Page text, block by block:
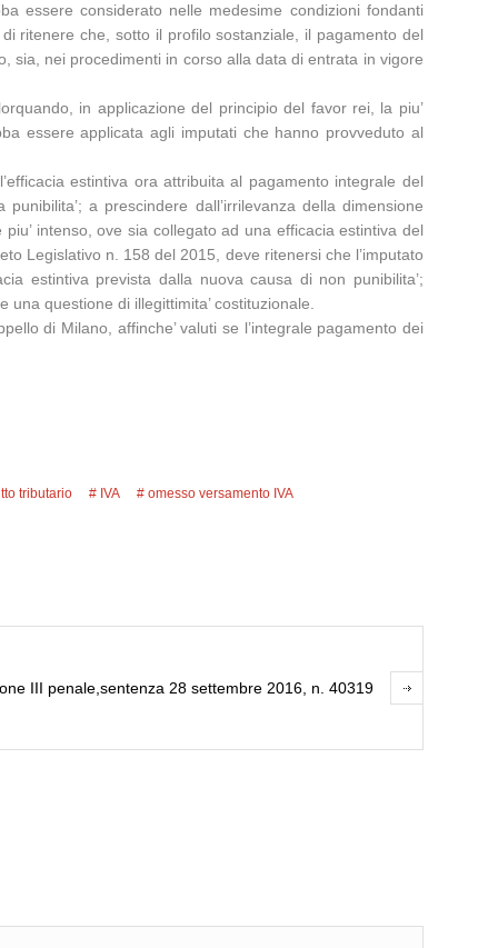
essere considerato nelle medesime condizioni fondanti
ritenere che, sotto il profilo sostanziale, il pagamento del
sia, nei procedimenti in corso alla data di entrata in vigore
in applicazione del principio del favor rei, la piu’
essere applicata agli imputati che hanno provveduto al
estintiva ora attribuita al pagamento integrale del
a prescindere dall’irrilevanza della dimensione
intenso, ove sia collegato ad una efficacia estintiva del
Legislativo n. 158 del 2015, deve ritenersi che l’imputato
estintiva prevista dalla nuova causa di non punibilita’;
questione di illegittimita’ costituzionale.
di Milano, affinche’ valuti se l’integrale pagamento dei
tributario IVA omesso versamento IVA
III penale,sentenza 28 settembre 2016, n. 40319